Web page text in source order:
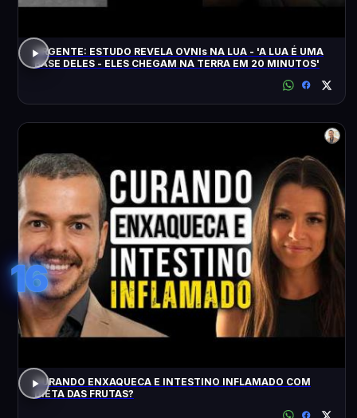
URGENTE: ESTUDO REVELA OVNIs NA LUA - 'A LUA É UMA
BASE DELES - ELES CHEGAM NA TERRA EM 20 MINUTOS'
16
CURANDO ENXAQUECA E INTESTINO INFLAMADO COM
DIETA DAS FRUTAS?